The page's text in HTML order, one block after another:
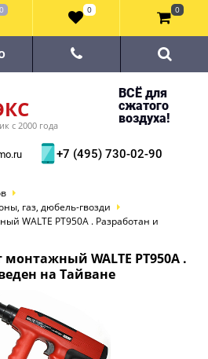
с 2000 года
ВСЁ для
сжатого
воздуха!
+7 (495) 730-02-90
газ, дюбель-гвозди
WALTE PT950А . Разработан и
WALTE PT950А .
на Тайване
0 0 0